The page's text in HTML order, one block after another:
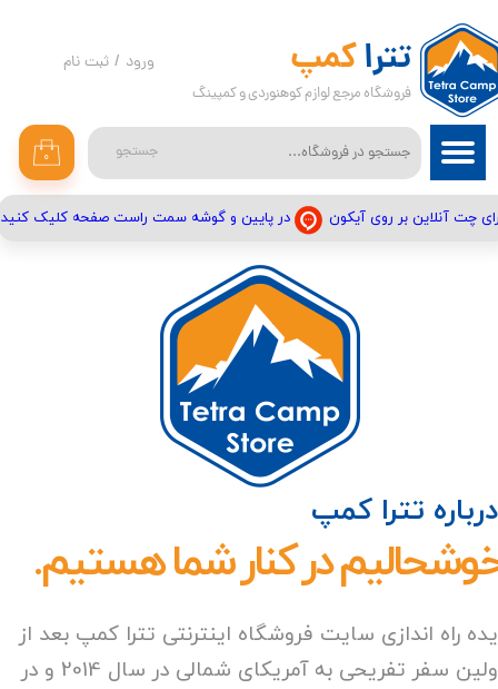
جستجو ۰
ورود / ثبت نام
حساب کاربری من
تغییر گذر واژه
سفارشات
خروج از حساب کاربری
چت آنلاین بر روی آیکون در پایین و گوشه سمت راست صفحه کلیک کنید
تتراکمپ
فروشگاه مرجع لوازم کوهنوردی و کمپینگ
درباره تترا کمپ
در کنار شما هستیم.
راه اندازی سایت فروشگاه اینترنتی تترا کمپ بعد از
اولین سفر تفریحی به آمریکای شمالی در سال 2014 و در